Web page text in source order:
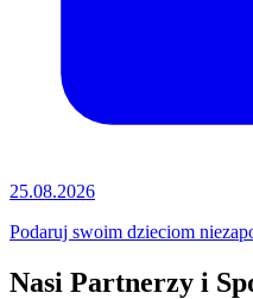
25.08.2026
Podaruj swoim dzieciom
Nasi Partnerzy i